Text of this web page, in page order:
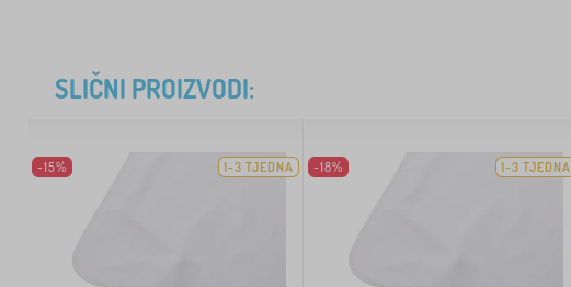
SLIČNI PROIZVODI:
-15% 1-3 TJEDNA -18% 1-3 TJEDNA